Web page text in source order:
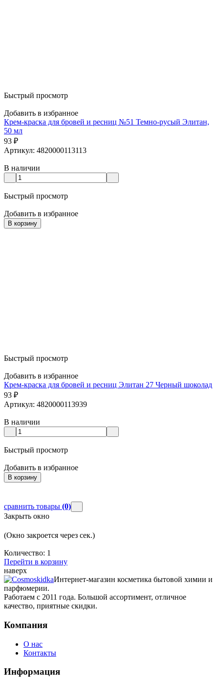
Быстрый просмотр
Добавить в избранное
Крем-краска для бровей и ресниц №51 Темно-русый Элитан,
50 мл
93 ₽
Артикул: 4820000113113
В наличии
Быстрый просмотр
Добавить в избранное
В корзину
Быстрый просмотр
Добавить в избранное
Крем-краска для бровей и ресниц Элитан 27 Черный шоколад
93 ₽
Артикул: 4820000113939
В наличии
Быстрый просмотр
Добавить в избранное
В корзину
сравнить товары (0)
Закрыть окно
(Окно закроется через сек.)
Количество: 1
Перейти в корзину
наверх
Интернет-магазин косметика бытовой химии и
парфюмерии.
Работаем с 2011 года. Большой ассортимент, отличное
качество, приятные скидки.
Компания
О нас
Контакты
Информация